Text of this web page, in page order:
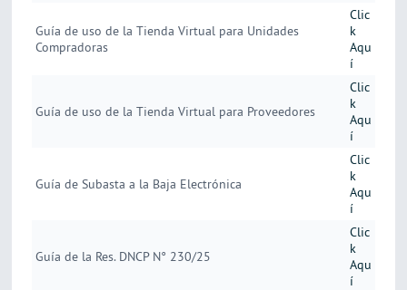
Guía de uso de la Tienda Virtual para Unidades
Compradoras
Clic
k
Aqu
í
Guía de uso de la Tienda Virtual para Proveedores
Clic
k
Aqu
í
Guía de Subasta a la Baja Electrónica
Clic
k
Aqu
í
Guía de la Res. DNCP N° 230/25
Clic
k
Aqu
í